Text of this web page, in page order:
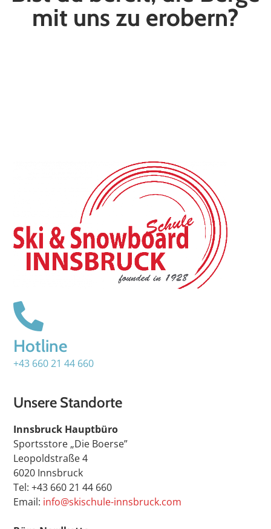
mit uns zu erobern?
Hotline
+43 660 21 44 660
Unsere Standorte
Innsbruck Hauptbüro
Sportsstore „Die Boerse”
Leopoldstraße 4
6020 Innsbruck
Tel: +43 660 21 44 660
Email: info@skischule-innsbruck.com